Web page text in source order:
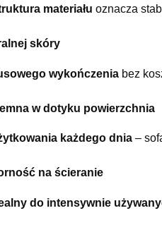
materiału oznacza
skóry
wykończenia bez
w dotyku powierzchnia
każdego dnia –
na ścieranie
do intensywnie